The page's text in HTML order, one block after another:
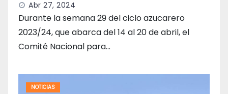
Abr 27, 2024
Durante la semana 29 del ciclo azucarero
2023/24, que abarca del 14 al 20 de abril, el
Comité Nacional para…
NOTICIAS